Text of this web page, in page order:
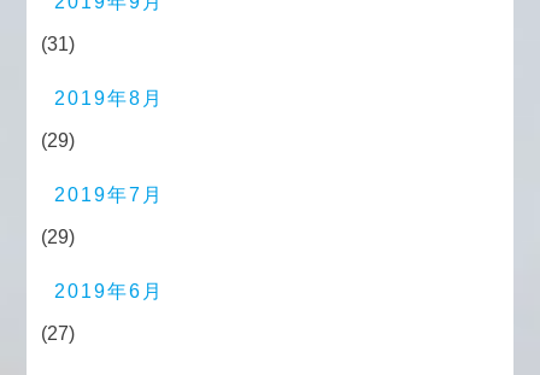
(31)
2019年8月
(29)
2019年7月
(29)
2019年6月
(27)